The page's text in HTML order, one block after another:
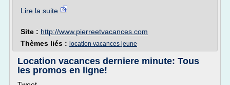
Lire la suite
Site : http://www.pierreetvacances.com
Thèmes liés : location vacances jeune
Location vacances derniere minute: Tous
les promos en ligne!